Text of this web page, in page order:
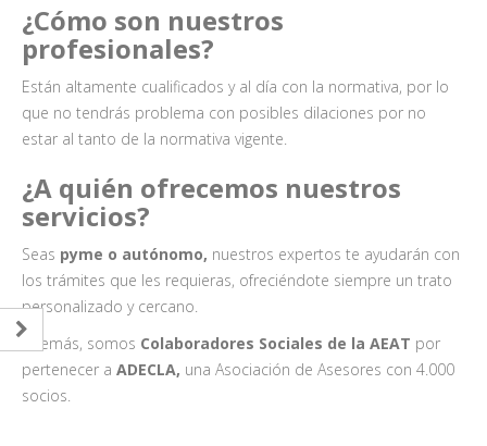
¿Cómo son nuestros
profesionales?
Están altamente cualificados y al día con la normativa, por lo
que no tendrás problema con posibles dilaciones por no
estar al tanto de la normativa vigente.
¿A quién ofrecemos nuestros
servicios?
Seas pyme o autónomo, nuestros expertos te ayudarán con
los trámites que les requieras, ofreciéndote siempre un trato
personalizado y cercano.
Además, somos Colaboradores Sociales de la AEAT por
pertenecer a ADECLA, una Asociación de Asesores con 4.000
socios.